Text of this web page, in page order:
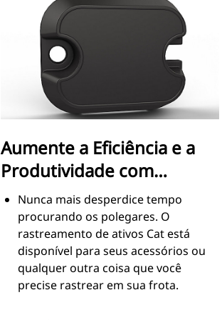
exemplos de quando o controle de
carga em altura é crítico.
Aumente a produtividade da
máquina desde a escavação até a
movimentação de materiais
Aumente a Eficiência e a
Produtividade com
Tecnologia Integrada
Nunca mais desperdice tempo
procurando os polegares. O
rastreamento de ativos Cat está
disponível para seus acessórios ou
qualquer outra coisa que você
precise rastrear em sua frota.